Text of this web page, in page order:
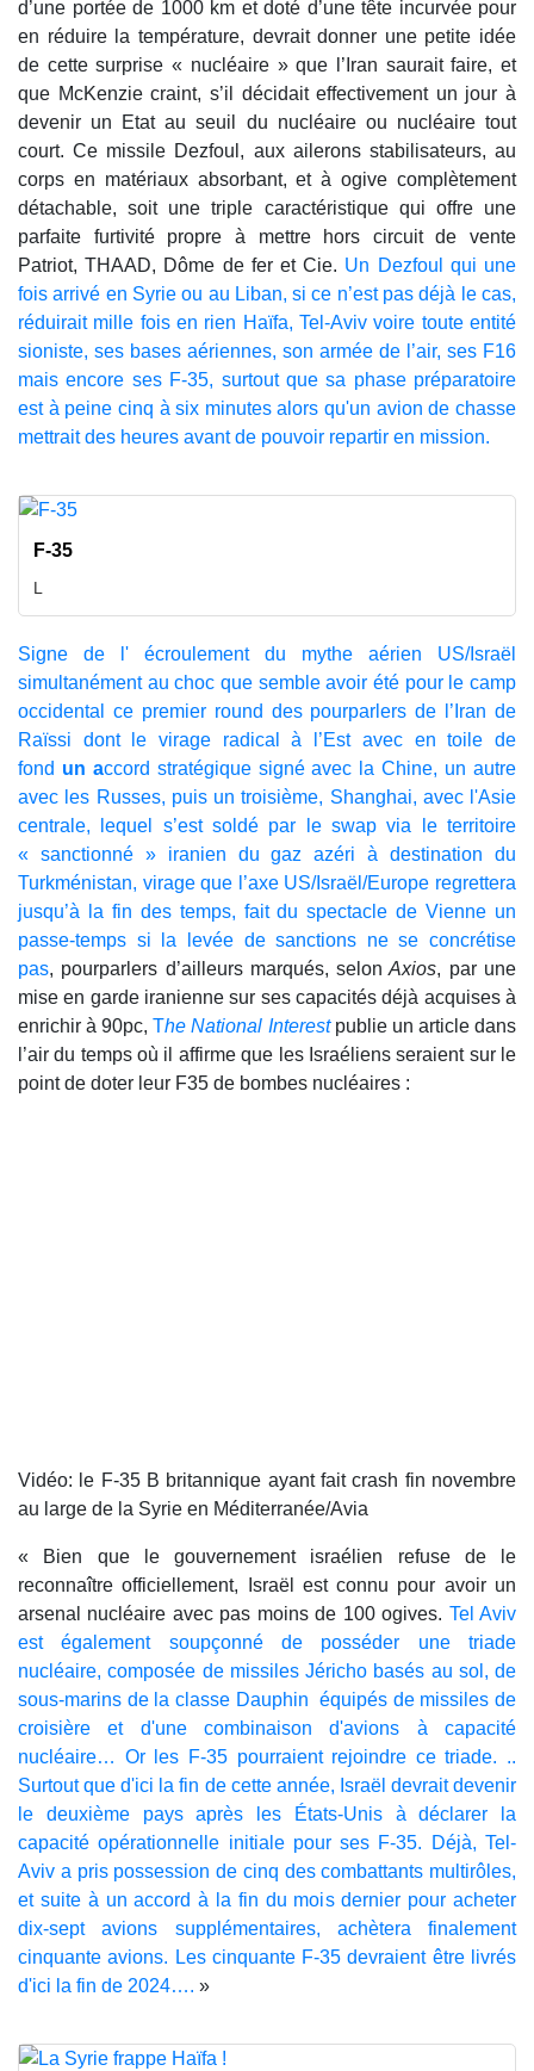
d’une portée de 1000 km et doté d’une tête incurvée pour
en réduire la température, devrait donner une petite idée
de cette surprise « nucléaire » que l’Iran saurait faire, et
que McKenzie craint, s’il décidait effectivement un jour à
devenir un Etat au seuil du nucléaire ou nucléaire tout
court. Ce missile Dezfoul, aux ailerons stabilisateurs, au
corps en matériaux absorbant, et à ogive complètement
détachable, soit une triple caractéristique qui offre une
parfaite furtivité propre à mettre hors circuit de vente
Patriot, THAAD, Dôme de fer et Cie. Un Dezfoul qui une
fois arrivé en Syrie ou au Liban, si ce n’est pas déjà le cas,
réduirait mille fois en rien Haïfa, Tel-Aviv voire toute entité
sioniste, ses bases aériennes, son armée de l’air, ses F16
mais encore ses F-35, surtout que sa phase préparatoire
est à peine cinq à six minutes alors qu'un avion de chasse
mettrait des heures avant de pouvoir repartir en mission.
F-35
L
Signe de l' écroulement du mythe aérien US/Israël
simultanément au choc que semble avoir été pour le camp
occidental ce premier round des pourparlers de l’Iran de
Raïssi dont le virage radical à l’Est avec en toile de
fond un accord stratégique signé avec la Chine, un autre
avec les Russes, puis un troisième, Shanghai, avec l'Asie
centrale, lequel s’est soldé par le swap via le territoire
« sanctionné » iranien du gaz azéri à destination du
Turkménistan, virage que l’axe US/Israël/Europe regrettera
jusqu’à la fin des temps, fait du spectacle de Vienne un
passe-temps si la levée de sanctions ne se concrétise
pas, pourparlers d’ailleurs marqués, selon Axios, par une
mise en garde iranienne sur ses capacités déjà acquises à
enrichir à 90pc,The National Interest publie un article dans
l’air du temps où il affirme que les Israéliens seraient sur le
point de doter leur F35 de bombes nucléaires :
Vidéo: le F-35 B britannique ayant fait crash fin novembre
au large de la Syrie en Méditerranée/Avia
« Bien que le gouvernement israélien refuse de le
reconnaître officiellement, Israël est connu pour avoir un
arsenal nucléaire avec pas moins de 100 ogives. Tel Aviv
est également soupçonné de posséder une triade
nucléaire, composée de missiles Jéricho basés au sol, de
sous-marins de la classe Dauphin équipés de missiles de
croisière et d'une combinaison d'avions à capacité
nucléaire… Or les F-35 pourraient rejoindre ce triade. ..
Surtout que d'ici la fin de cette année, Israël devrait devenir
le deuxième pays après les États-Unis à déclarer la
capacité opérationnelle initiale pour ses F-35. Déjà, Tel-
Aviv a pris possession de cinq des combattants multirôles,
et suite à un accord à la fin du mois dernier pour acheter
dix-sept avions supplémentaires, achètera finalement
cinquante avions. Les cinquante F-35 devraient être livrés
d'ici la fin de 2024…. »